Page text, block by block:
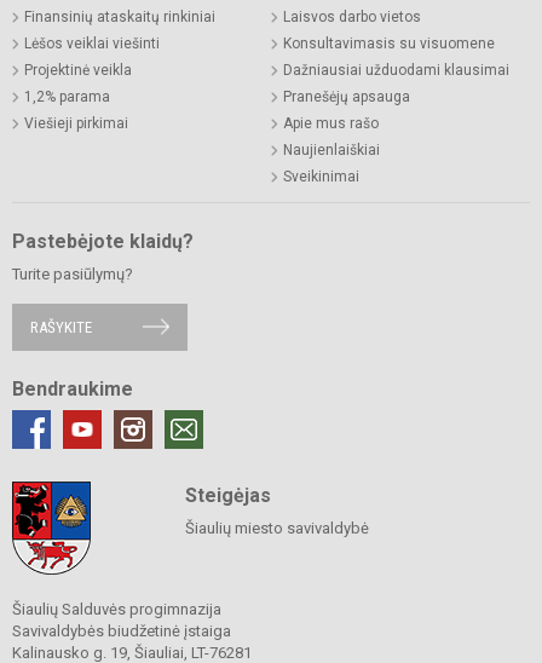
Finansinių ataskaitų rinkiniai
Lėšos veiklai viešinti
Projektinė veikla
1,2% parama
Viešieji pirkimai
Laisvos darbo vietos
Konsultavimasis su visuomene
Dažniausiai užduodami klausimai
Pranešėjų apsauga
Apie mus rašo
Naujienlaiškiai
Sveikinimai
Pastebėjote klaidų?
Turite pasiūlymų?
RAŠYKITE
Bendraukime
Steigėjas
Šiaulių miesto savivaldybė
Šiaulių Salduvės progimnazija
Savivaldybės biudžetinė įstaiga
Kalinausko g. 19, Šiauliai, LT-76281